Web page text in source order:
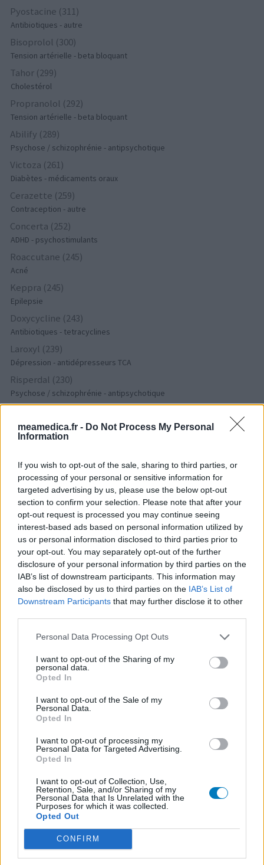
meamedica.fr - Do Not Process My Personal
Information
If you wish to opt-out of the sale, sharing to third parties, or
processing of your personal or sensitive information for
targeted advertising by us, please use the below opt-out
section to confirm your selection. Please note that after your
opt-out request is processed you may continue seeing
interest-based ads based on personal information utilized by
us or personal information disclosed to third parties prior to
your opt-out. You may separately opt-out of the further
disclosure of your personal information by third parties on the
IAB’s list of downstream participants. This information may
also be disclosed by us to third parties on the IAB’s List of
Downstream Participants that may further disclose it to other
Personal Data Processing Opt Outs
I want to opt-out of the Sharing of my
personal data.
Opted In
I want to opt-out of the Sale of my
Personal Data.
Opted In
I want to opt-out of processing my
Personal Data for Targeted Advertising.
Opted In
I want to opt-out of Collection, Use,
Retention, Sale, and/or Sharing of my
Personal Data that Is Unrelated with the
Purposes for which it was collected.
Opted Out
CONFIRM
Pyostacine (311)
Antibiotiques - autre
Bisoprolol (300)
Tension artérielle - beta bloquant
Tahor (299)
Cholestérol
Propranolol (292)
Tension artérielle - beta bloquant
Abilify (289)
Psychose / schizophrénie - antipsychotique
Victoza (261)
Diabètes - médicaments oraux
Cerazette (259)
Contraception - autre
Concerta (252)
ADHD - psychostimulants
Roaccutane (245)
Acné
Keppra (245)
Epilepsie
Doxycycline (243)
Antibiotiques - tetracyclines
Laroxyl (239)
Dépression - antidépresseurs TCA
Risperdal (230)
Psychose / schizophrénie - antipsychotique
Les évaluations de cette page sont écrites par les utilisateurs
l’évaluation d’un médicament, avant d’être approuvés. Pour
partager des évaluations, il n’est pas nécessaire de posséder
des connaissances médicales. De cette façon, les évaluations
reflètent seulement une image fidèle des expériences propres
aux utilisateurs et pas celle du propriétaire de ce site web.
N’oubliez-pas que les expériences peuvent varier selon les
individus et que pour tout avis médical, il faut toujours prendre
contact avec votre médecin ou votre pharmacien.